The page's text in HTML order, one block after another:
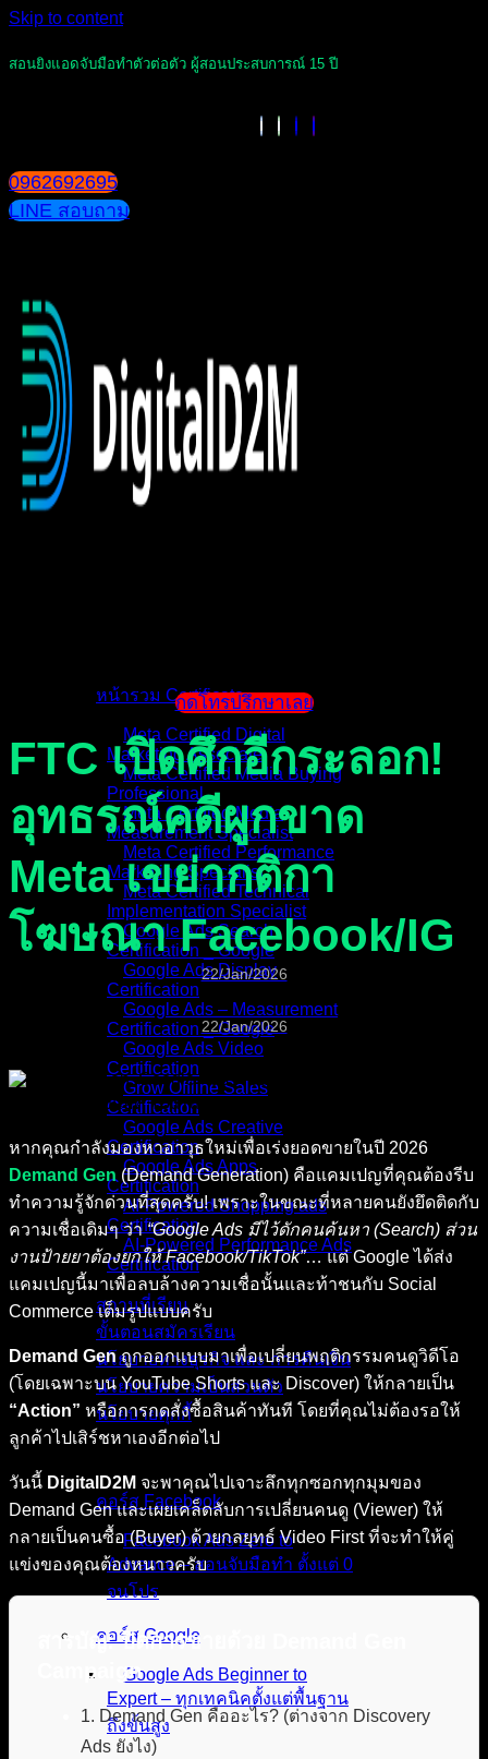
Skip to content
สอนยิงแอดจับมือทำตัวต่อตัว ผู้สอนประสบการณ์ 15 ปี
0962692695
LINE สอบถาม
หน้ารวม Certificate
Meta Certified Digital
Marketing Associate
Meta Certified Media Buying
Professional
Meta Certified Media
Measurement Specialist
Meta Certified Performance
Marketing Specialist
Meta Certified Technical
Implementation Specialist
Google Ads Search
Certification _ Google
Google Ads Display
Certification
Google Ads – Measurement
Certification _ Google
Google Ads Video
Certification
Grow Offline Sales
Certification
Google Ads Creative
Certification
Google Ads Apps
Certification
AI-Powered Shopping ads
Certification
AI-Powered Performance Ads
Certification
สถานที่เรียน
ขั้นตอนสมัครเรียน
นโยบายทางธุรกิจ และ การคืนเงิน
นโยบายความเป็นส่วนตัว
นโยบายคุกกี้
คอร์ส Facebook
Facebook Ads Zero to
Advance – สอนจับมือทำ ตั้งแต่ 0
จนโปร
คอร์ส Google
Google Ads Beginner to
Expert – ทุกเทคนิคตั้งแต่พื้นฐาน
ถึงขั้นสูง
กดโทรปรึกษาเลย
FTC เปิดศึกอีกระลอก!
อุทธรณ์คดีผูกขาด
Meta เขย่ากติกา
โฆษณา Facebook/IG
22/Jan/2026
22/Jan/2026
หากคุณกำลังมองหาอาวุธใหม่เพื่อเร่งยอดขายในปี 2026
Demand Gen(Demand Generation) คือแคมเปญที่คุณต้องรีบ
ทำความรู้จักด่วนที่สุดครับ! เพราะในขณะที่หลายคนยังยึดติดกับ
ความเชื่อเดิมๆ ว่า“Google Ads มีไว้ดักคนค้นหา (Search) ส่วน
งานป้ายยาต้องยกให้ Facebook/TikTok”… แต่ Google ได้ส่ง
แคมเปญนี้มาเพื่อลบล้างความเชื่อนั้นและท้าชนกับ Social
Commerce เต็มรูปแบบครับ
Demand Genถูกออกแบบมาเพื่อเปลี่ยนพฤติกรรมคนดูวิดีโอ
(โดยเฉพาะบน YouTube Shorts และ Discover) ให้กลายเป็น
“Action” หรือการกดสั่งซื้อสินค้าทันที โดยที่คุณไม่ต้องรอให้
ลูกค้าไปเสิร์ชหาเองอีกต่อไป
วันนี้ DigitalD2M จะพาคุณไปเจาะลึกทุกซอกทุกมุมของ
Demand Gen และเผยเคล็ดลับการเปลี่ยนคนดู (Viewer) ให้
กลายเป็นคนซื้อ (Buyer) ด้วยกลยุทธ์ Video First ที่จะทำให้คู่
แข่งของคุณต้องหนาวครับ
สารบัญ: ปิดการขายด้วย Demand Gen
Campaign
1. Demand Gen คืออะไร? (ต่างจาก Discovery
Ads ยังไง)